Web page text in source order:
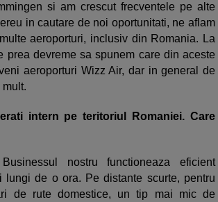
si am crescut frecventele pe alte
in cautare de noi oportunitati, ne aflam
aeroporturi, inclusiv din Romania. La
prea devreme sa spunem care din aceste
aeroporturi Wizz Air, dar in general de
intern pe teritoriul Romaniei. Care
Businessul nostru functioneaza eficient
lungi de o ora. Pe distante scurte, pentru
de rute domestice, un tip mai mic de